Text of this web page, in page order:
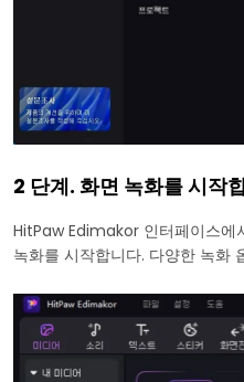
2 단계. 화면 녹화를 시작
HitPaw Edimakor 인터페이스에
녹화를 시작합니다. 다양한 녹화